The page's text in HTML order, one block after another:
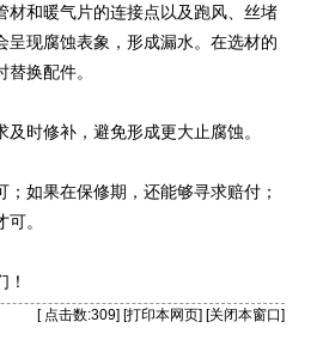
材和暖气片的连接点以及跑风、丝堵
现腐蚀表象，形成漏水。在选材的
换配件。
时修补，避免形成更大止腐蚀。
如果在保修期，还能够寻求赔付；
。
[ 点击数:309] [打印本网页] [关闭本窗口]